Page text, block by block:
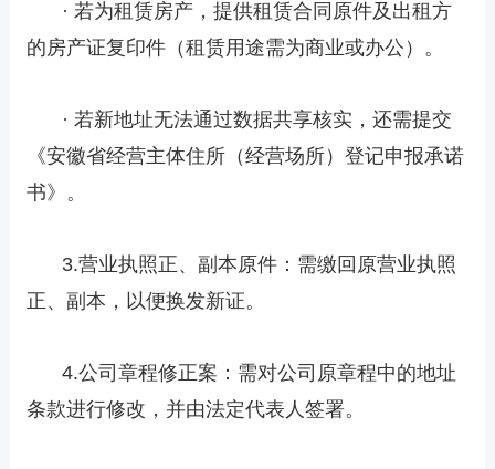
· 若为租赁房产，提供租赁合同原件及出租方
的房产证复印件（租赁用途需为商业或办公）。
· 若新地址无法通过数据共享核实，还需提交
《安徽省经营主体住所（经营场所）登记申报承诺
书》。
3.营业执照正、副本原件：需缴回原营业执照
正、副本，以便换发新证。
4.公司章程修正案：需对公司原章程中的地址
条款进行修改，并由法定代表人签署。